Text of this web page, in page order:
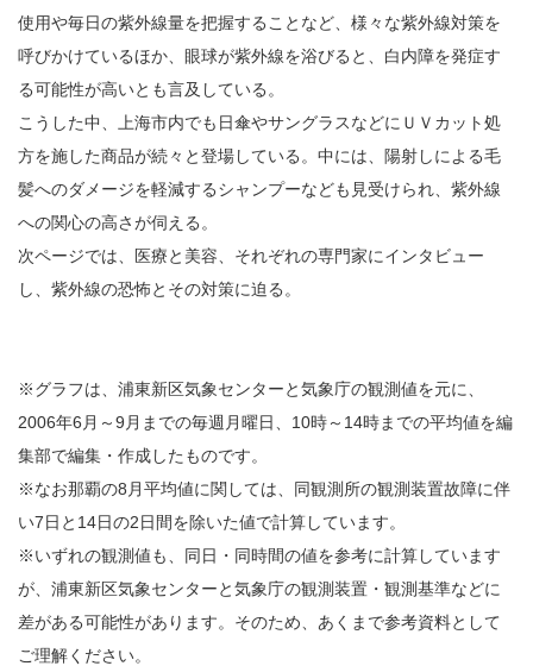
使用や毎日の紫外線量を把握することなど、様々な紫外線対策を
呼びかけているほか、眼球が紫外線を浴びると、白内障を発症す
る可能性が高いとも言及している。
こうした中、上海市内でも日傘やサングラスなどにＵＶカット処
方を施した商品が続々と登場している。中には、陽射しによる毛
髪へのダメージを軽減するシャンプーなども見受けられ、紫外線
への関心の高さが伺える。
次ページでは、医療と美容、それぞれの専門家にインタビュー
し、紫外線の恐怖とその対策に迫る。
※グラフは、浦東新区気象センターと気象庁の観測値を元に、
2006年6月～9月までの毎週月曜日、10時～14時までの平均値を編
集部で編集・作成したものです。
※なお那覇の8月平均値に関しては、同観測所の観測装置故障に伴
い7日と14日の2日間を除いた値で計算しています。
※いずれの観測値も、同日・同時間の値を参考に計算しています
が、浦東新区気象センターと気象庁の観測装置・観測基準などに
差がある可能性があります。そのため、あくまで参考資料として
ご理解ください。